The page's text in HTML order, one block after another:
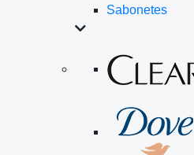
Sabonetes